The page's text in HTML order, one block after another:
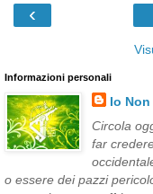
‹
Informazioni personali
Io
Circola
far
o essere dei pazzi